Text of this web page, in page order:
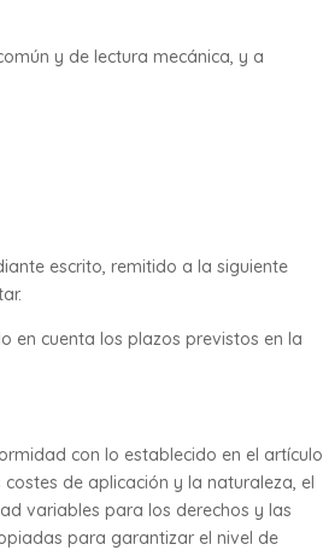
y de lectura mecánica, y a
escrito, remitido a la siguiente
en cuenta los plazos previstos en la
con lo establecido en el artículo
de aplicación y la naturaleza, el
variables para los derechos y las
para garantizar el nivel de